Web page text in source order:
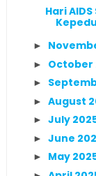
Hari
►
► October
►
► August
► July
► June
► May